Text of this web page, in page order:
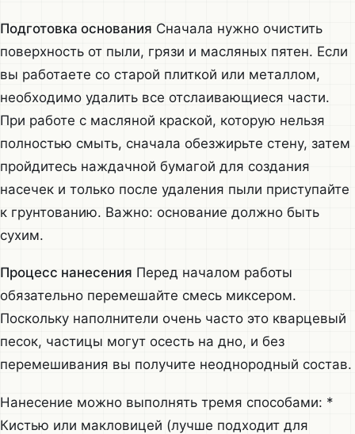
Подготовка основания Сначала нужно очистить
поверхность от пыли, грязи и масляных пятен. Если
вы работаете со старой плиткой или металлом,
необходимо удалить все отслаивающиеся части.
При работе с масляной краской, которую нельзя
полностью смыть, сначала обезжирьте стену, затем
пройдитесь наждачной бумагой для создания
насечек и только после удаления пыли приступайте
к грунтованию. Важно: основание должно быть
сухим.
Процесс нанесения Перед началом работы
обязательно перемешайте смесь миксером.
Поскольку наполнители очень часто это кварцевый
песок, частицы могут осесть на дно, и без
перемешивания вы получите неоднородный состав.
Нанесение можно выполнять тремя способами: *
Кистью или макловицей (лучше подходит для